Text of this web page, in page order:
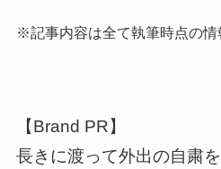
※記事内容は全て執筆時点の情
【Brand PR】
長きに渡って外出の自粛